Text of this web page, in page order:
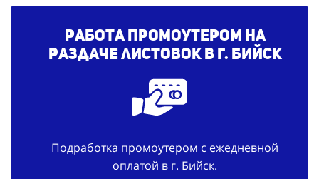
Работа промоутером на
раздаче листовок в г. Бийск
Подработка промоутером с ежедневной
оплатой в г. Бийск.